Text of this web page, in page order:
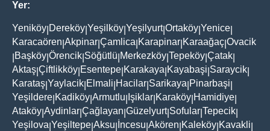
Yer:
Yeniköy Dereköy Yeşilköy Yeşilyurt|Ortaköy Yenice
Karacaören Akpinar Çamlica Karapinar Karaağaç Ovacik
Başköy Örencik Söğütlü Merkezköy Tepeköy Çatak
Aktaş Çiftlikköy Esentepe Karakaya Kayabaşi Saraycik
Karataş Yaylacik Elmali Hacilar Sarikaya Pinarbaşi
Yeşildere Kadiköy Armutlu Işiklar Karaköy Hamidiye
Ataköy Aydinlar Çağlayan Güzelyurt| Sofular Tepecik
Yeşilova Yeşiltepe Aksu İncesu Akören Kaleköy Kavakli